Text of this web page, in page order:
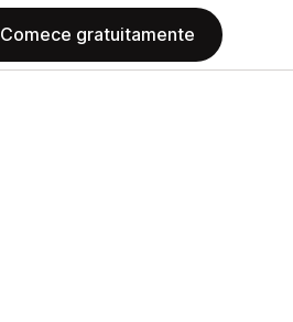
Comece gratuitamente